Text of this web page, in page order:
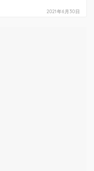
2021年6月30日